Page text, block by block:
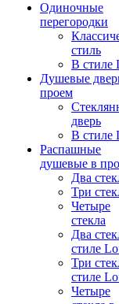
Одиночные
перегородки
стиль
В стиле
Душевые
проем
дверь
В стиле
Распашные
душевые в
Два
Три
Четыре
стекла
Два
стиле
Три
стиле
Четыре